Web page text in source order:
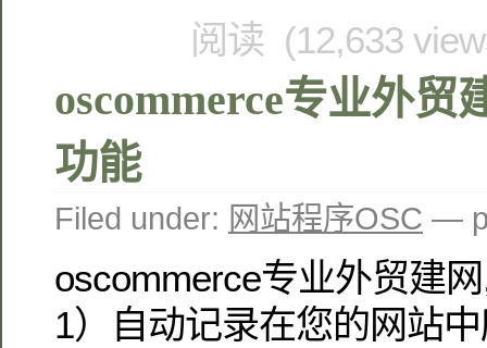
阅读 (12,633
oscommerce专业外贸
功能
Filed under: 网站程序OSC —
oscommerce专业外贸建
1）自动记录在您的网站